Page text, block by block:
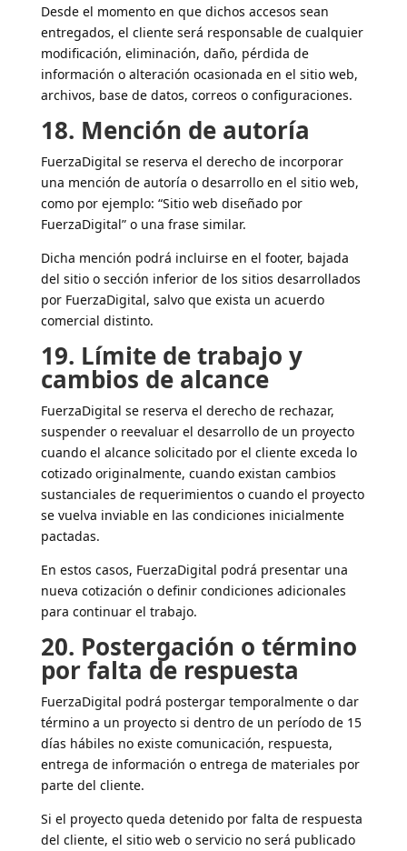
Desde el momento en que dichos accesos sean
entregados, el cliente será responsable de cualquier
modificación, eliminación, daño, pérdida de
información o alteración ocasionada en el sitio web,
archivos, base de datos, correos o configuraciones.
18. Mención de autoría
FuerzaDigital se reserva el derecho de incorporar
una mención de autoría o desarrollo en el sitio web,
como por ejemplo: “Sitio web diseñado por
FuerzaDigital” o una frase similar.
Dicha mención podrá incluirse en el footer, bajada
del sitio o sección inferior de los sitios desarrollados
por FuerzaDigital, salvo que exista un acuerdo
comercial distinto.
19. Límite de trabajo y
cambios de alcance
FuerzaDigital se reserva el derecho de rechazar,
suspender o reevaluar el desarrollo de un proyecto
cuando el alcance solicitado por el cliente exceda lo
cotizado originalmente, cuando existan cambios
sustanciales de requerimientos o cuando el proyecto
se vuelva inviable en las condiciones inicialmente
pactadas.
En estos casos, FuerzaDigital podrá presentar una
nueva cotización o definir condiciones adicionales
para continuar el trabajo.
20. Postergación o término
por falta de respuesta
FuerzaDigital podrá postergar temporalmente o dar
término a un proyecto si dentro de un período de 15
días hábiles no existe comunicación, respuesta,
entrega de información o entrega de materiales por
parte del cliente.
Si el proyecto queda detenido por falta de respuesta
del cliente, el sitio web o servicio no será publicado